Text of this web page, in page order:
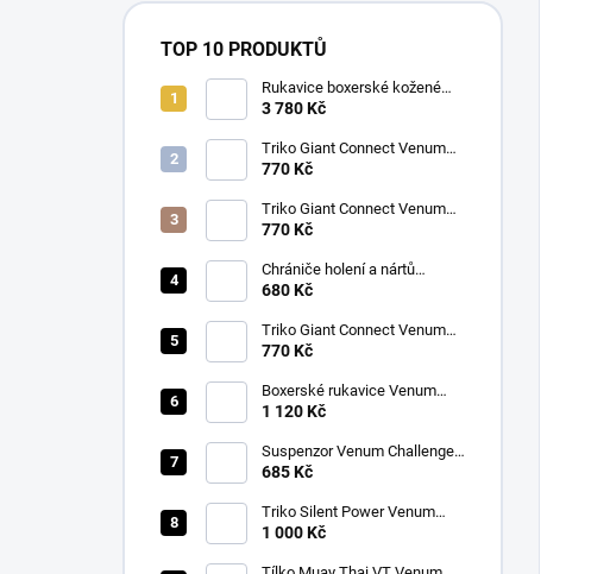
TOP 10 PRODUKTŮ
Rukavice boxerské kožené
Twins BGVL 3 modré
3 780 Kč
Triko Giant Connect Venum
modré
770 Kč
Triko Giant Connect Venum
oranžové
770 Kč
Chrániče holení a nártů
Venum Kontact černá/stříbrná
680 Kč
Triko Giant Connect Venum
zelené
770 Kč
Boxerské rukavice Venum
CONTENDER 1.5 XT
1 120 Kč
Suspenzor Venum Challenger
bílý
685 Kč
Triko Silent Power Venum
vínové
1 000 Kč